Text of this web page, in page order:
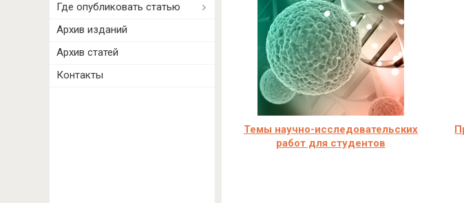
Темы научно-исследовательских
работ для студентов
Где опубликовать статью
Архив изданий
Архив статей
Контакты